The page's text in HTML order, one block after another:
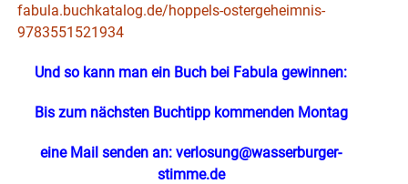
fabula.buchkatalog.de/hoppels-ostergeheimnis-
9783551521934
Und so kann man ein Buch bei Fabula gewinnen:
Bis zum nächsten Buchtipp kommenden Montag
eine Mail senden an:verlosung@wasserburger-
stimme.de